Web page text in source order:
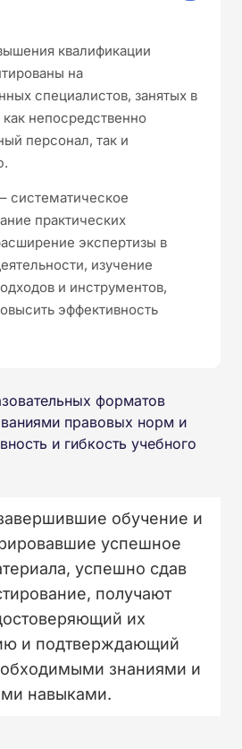
квалификации
на
специалистов, занятых в
непосредственно
персонал, так и
систематическое
практических
экспертизы в
изучение
и инструментов,
эффективность
форматов
правовых норм и
и гибкость учебного
обучение и
успешное
успешно сдав
получают
их
и подтверждающий
знаниями и
навыками.